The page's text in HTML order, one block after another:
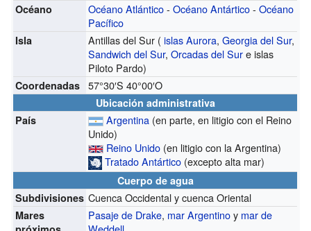
Océano Océano Atlántico-Océano Antártico-Océano
Pacífico
Isla Antillas del Sur (islas Aurora,Georgia del Sur,
Sandwich del Sur,Orcadas del Sure islas
Piloto Pardo)
Coordenadas 57°30′S 40°00′O
Ubicación administrativa
País
Argentina (en parte, en litigio con el Reino
Unido)
Reino Unido (en litigio con la Argentina)
Tratado Antártico (excepto alta mar)
Cuerpo de agua
Subdivisiones Cuenca Occidental y cuenca Oriental
Mares
Pasaje de Drake, mar Argentinoy mar de